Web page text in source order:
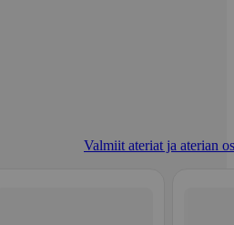
Valmiit ateriat ja aterian